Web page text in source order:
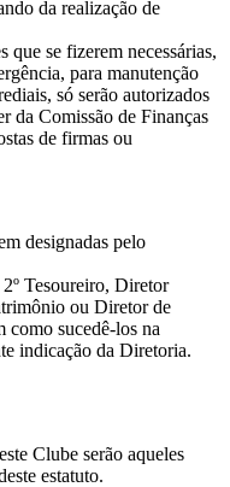
da realização de
que se fizerem necessárias,
para manutenção
só serão autorizados
da Comissão de Finanças
de firmas ou
designadas pelo
Tesoureiro, Diretor
ou Diretor de
como sucedê-los na
indicação da Diretoria.
Clube serão aqueles
estatuto.